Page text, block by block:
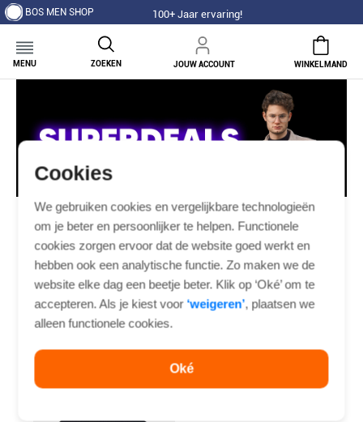
Cookies
We gebruiken cookies en vergelijkbare technologieën
om je beter en persoonlijker te helpen. Functionele
cookies zorgen ervoor dat de website goed werkt en
hebben ook een analytische functie. Zo maken we de
website elke dag een beetje beter. Klik op ‘Oké’ om te
accepteren. Als je kiest voor ‘weigeren’, plaatsen we
alleen functionele cookies.
Oké
BOS MEN SHOP 100+ Jaar ervaring!
MENU ZOEKEN JOUW ACCOUNT WINKELMAND
Alle superdeals Alles van Black Friday
Filter
MERINO SUPERDEALS
1 items
-50%